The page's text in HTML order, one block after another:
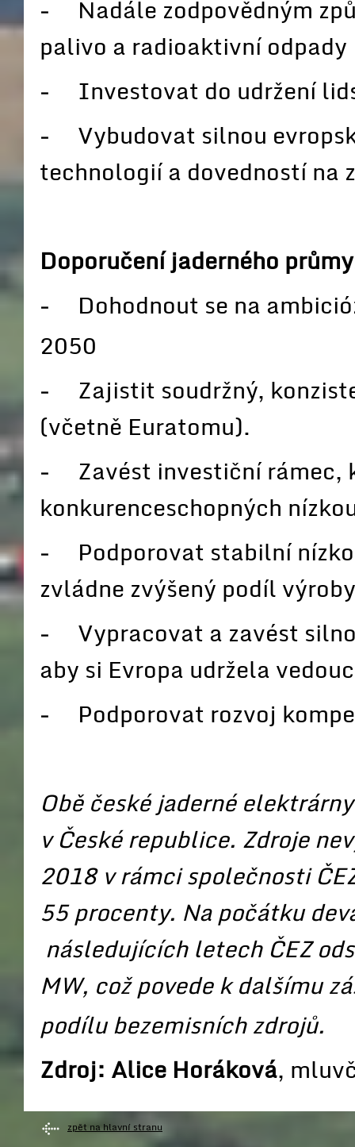
− Nadále zodpovědným
palivo a radioaktivní odpady
− Investovat do udržení
− Vybudovat silnou
technologií a dovedností na
Doporučení jaderného
− Dohodnout se na
2050
− Zajistit soudržný,
(včetně Euratomu).
− Zavést investiční rámec,
konkurenceschopných
− Podporovat stabilní
zvládne zvýšený podíl
− Vypracovat a zavést
aby si Evropa udržela
− Podporovat rozvoj
Obě české jaderné
v České republice. Zdroje
2018 v rámci společnosti
55 procenty. Na počátku
následujících letech ČEZ
MW, což povede k dalšímu
podílu bezemisních zdrojů.
Zdroj: Alice Horáková,
zpět na hlavní stranu